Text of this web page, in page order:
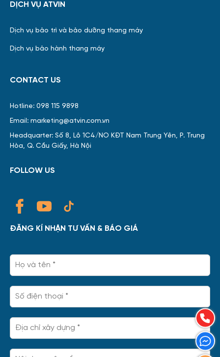
DỊCH VỤ ATVIN
Dịch vụ bảo trì và bảo dưỡng thang máy
Dịch vụ bảo hành thang máy
CONTACT US
Hotline: 098 115 9898
Email: marketing@atvin.com.vn
Headquarter: Số 8, Lô 1C4/NO KĐT Nam Trung Yên, P. Trung
Hòa, Q. Cầu Giấy, Hà Nội
FOLLOW US
ĐĂNG KÍ NHẬN TƯ VẤN & BÁO GIÁ